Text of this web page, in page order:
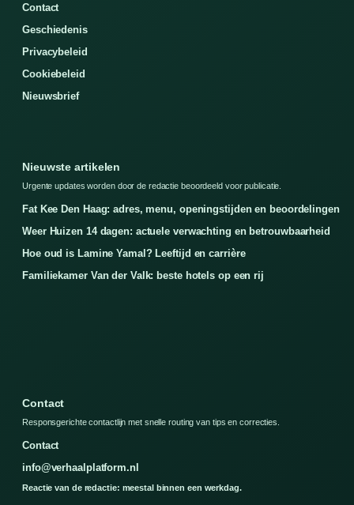
Contact
Geschiedenis
Privacybeleid
Cookiebeleid
Nieuwsbrief
Nieuwste artikelen
Urgente updates worden door de redactie beoordeeld voor publicatie.
Fat Kee Den Haag: adres, menu, openingstijden en beoordelingen
Weer Huizen 14 dagen: actuele verwachting en betrouwbaarheid
Hoe oud is Lamine Yamal? Leeftijd en carrière
Familiekamer Van der Valk: beste hotels op een rij
Contact
Responsgerichte contactlijn met snelle routing van tips en correcties.
Contact
info@verhaalplatform.nl
Reactie van de redactie: meestal binnen een werkdag.